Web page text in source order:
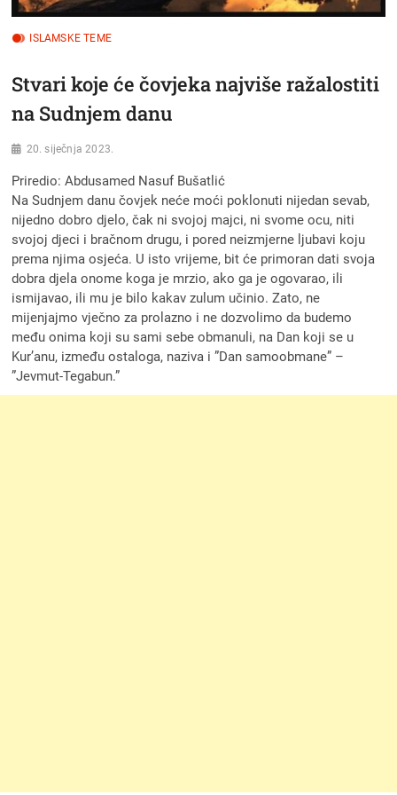
ISLAMSKE TEME
Stvari koje će čovjeka najviše ražalostiti
na Sudnjem danu
20. siječnja 2023.
Priredio: Abdusamed Nasuf Bušatlić
Na Sudnjem danu čovjek neće moći poklonuti nijedan sevab,
nijedno dobro djelo, čak ni svojoj majci, ni svome ocu, niti
svojoj djeci i bračnom drugu, i pored neizmjerne ljubavi koju
prema njima osjeća. U isto vrijeme, bit će primoran dati svoja
dobra djela onome koga je mrzio, ako ga je ogovarao, ili
ismijavao, ili mu je bilo kakav zulum učinio. Zato, ne
mijenjajmo vječno za prolazno i ne dozvolimo da budemo
među onima koji su sami sebe obmanuli, na Dan koji se u
Kur’anu, između ostaloga, naziva i ”Dan samoobmane” –
”Jevmut-Tegabun.”